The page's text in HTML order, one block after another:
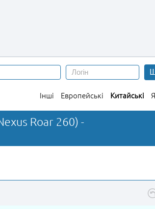
Інші Европейські Китайські
Roar 260) -